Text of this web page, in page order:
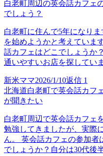
白老町周辺の英会話カフェ
でしょう？
白老町に住んで5年になり
を始めようかと考えていま
話カフェはどこでしょうか
通いやすいお店を探してい
新米ママ2026/1/10返信 1
北海道白老町で英会話カフ
が聞きたい
白老町周辺で英会話カフェ
勉強してきましたが、実際
ん。 英会話カフェの参加
でしょうか？自分は30代後